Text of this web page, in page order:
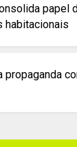
papel
habitacionais
propaganda